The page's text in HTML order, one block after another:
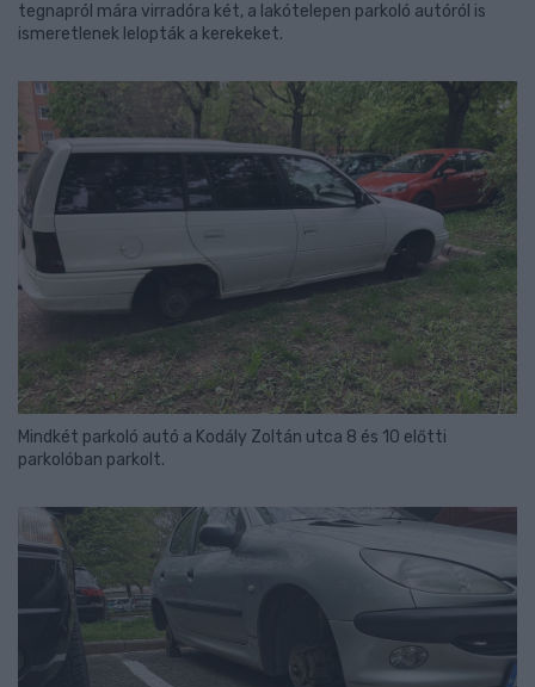
tegnapról mára virradóra két, a lakótelepen parkoló autóról is
ismeretlenek lelopták a kerekeket.
Mindkét parkoló autó a Kodály Zoltán utca 8 és 10 előtti
parkolóban parkolt.